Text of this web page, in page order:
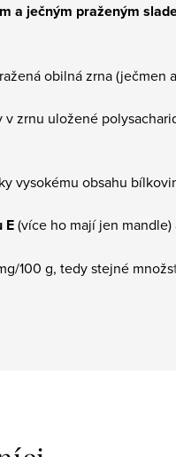
a ječným praženým
obilná zrna (ječmen
zrnu uložené
vysokému obsahu
E(více ho mají jen
100 g, tedy stejné množs